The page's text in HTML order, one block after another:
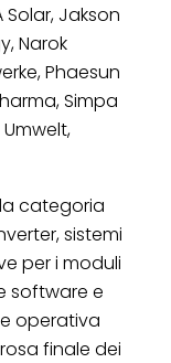
Jakson
Narok
Phaesun
Simpa
categoria
sistemi
per i moduli
software e
operativa
finale dei